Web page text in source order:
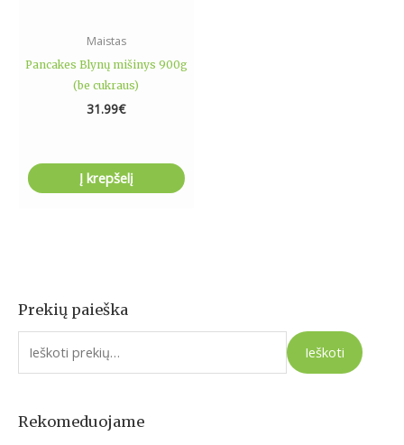
Prekių paieška
I
e
o
Ieškoti
Rekomeduojame
Maistas
Pancakes Blynų mišinys 900g
(be cukraus)
31.99€
Į krepšelį